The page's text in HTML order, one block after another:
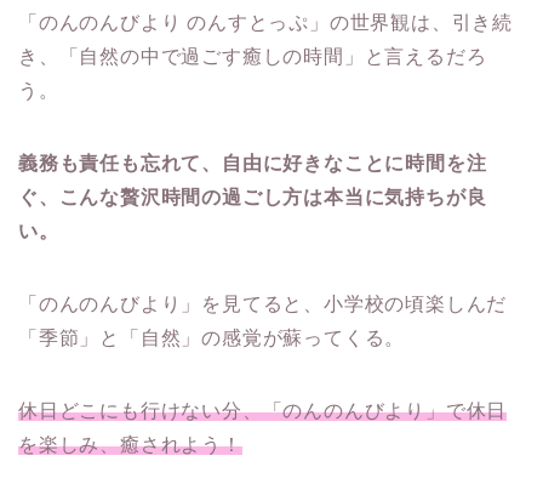
「のんのんびより のんすとっぷ」の世界観は、引き続
き、「自然の中で過ごす癒しの時間」と言えるだろ
う。
義務も責任も忘れて、自由に好きなことに時間を注
ぐ、こんな贅沢時間の過ごし方は本当に気持ちが良
い。
「のんのんびより」を見てると、小学校の頃楽しんだ
「季節」と「自然」の感覚が蘇ってくる。
休日どこにも行けない分、「のんのんびより」で休日
を楽しみ、癒されよう！